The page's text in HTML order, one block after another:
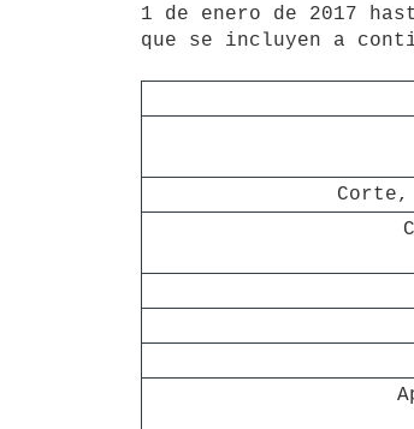
1 de enero de 2017
que se incluyen a
Corte,